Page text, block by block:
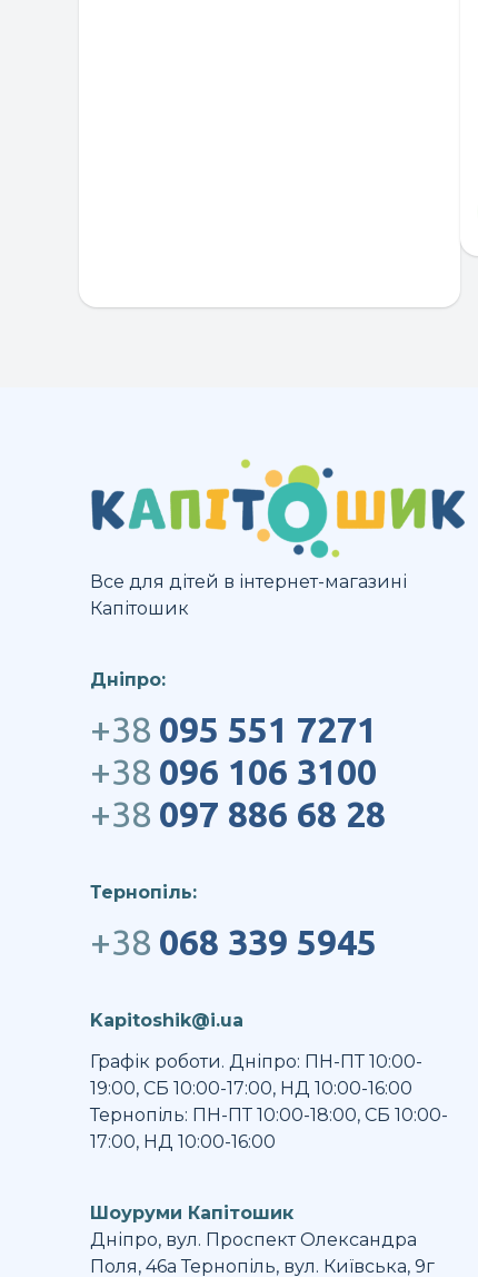
Все для дітей в інтернет-магазині
Капітошик
Дніпро:
+38 095 551 7271
+38 096 106 3100
+38 097 886 68 28
Тернопіль:
+38 068 339 5945
Kapitoshik@i.ua
Графік роботи. Дніпро: ПН-ПТ 10:00-
19:00, СБ 10:00-17:00, НД 10:00-16:00
Тернопіль: ПН-ПТ 10:00-18:00, СБ 10:00-
17:00, НД 10:00-16:00
Шоуруми Капітошик
Дніпро, вул. Проспект Олександра
Поля, 46а Тернопіль, вул. Київська, 9г